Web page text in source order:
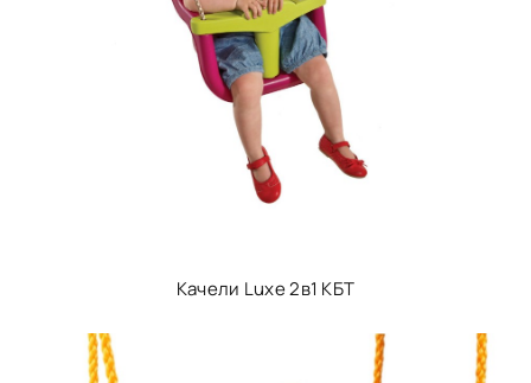
Качели Luxe 2в1 КБТ